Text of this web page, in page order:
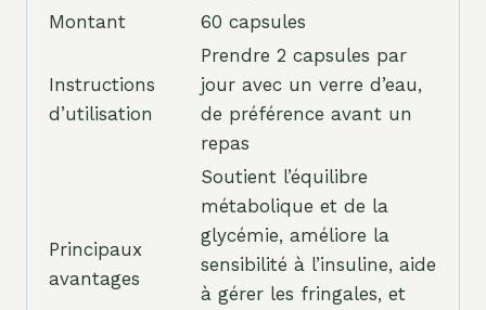
Montant
60 capsules
Instructions
d’utilisation
Prendre 2 capsules par
jour avec un verre d’eau,
de préférence avant un
repas
Principaux
avantages
Soutient l’équilibre
métabolique et de la
glycémie, améliore la
sensibilité à l’insuline, aide
à gérer les fringales, et